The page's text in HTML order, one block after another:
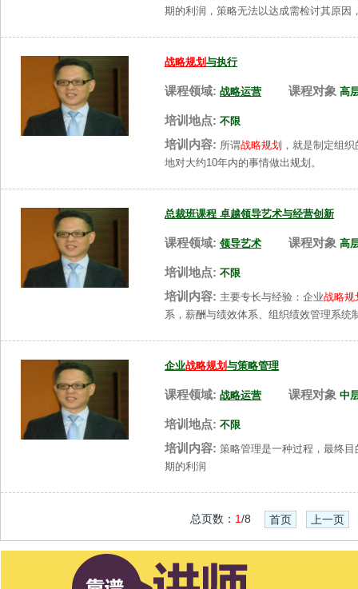
期的利润，策略无法以达成需检讨其原因
战略规划与执行
课程领域: 战略运营 课程对象 高
培训地点: 不限
培训内容: 所谓战略规划 ，就是制定组
地对大约10年内的事情做出规划。
总裁班课程 卓越领导艺术与经营创新
课程领域: 领导艺术 课程对象 高
培训地点: 不限
培训内容: 主要专长与经验：企业战略规
系，薪酬与绩效体系、组织绩效管理系
企业战略规划与策略管理
课程领域: 战略运营 课程对象 中
培训地点: 不限
培训内容: 策略管理是一种过程，最终
期的利润
总页数： 1/8 首页 上一页